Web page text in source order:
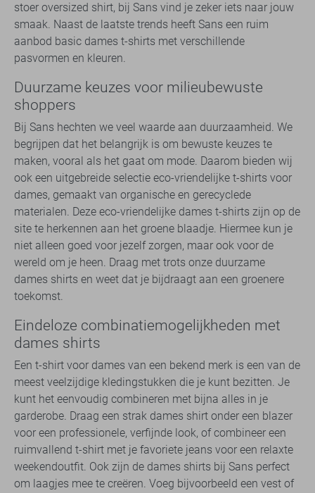
stoer oversized shirt, bij Sans vind je zeker iets naar jouw
smaak. Naast de laatste trends heeft Sans een ruim
aanbod basic dames t-shirts met verschillende
pasvormen en kleuren.
Duurzame keuzes voor milieubewuste
shoppers
Bij Sans hechten we veel waarde aan duurzaamheid. We
begrijpen dat het belangrijk is om bewuste keuzes te
maken, vooral als het gaat om mode. Daarom bieden wij
ook een uitgebreide selectie eco-vriendelijke t-shirts voor
dames, gemaakt van organische en gerecyclede
materialen. Deze eco-vriendelijke dames t-shirts zijn op de
site te herkennen aan het groene blaadje. Hiermee kun je
niet alleen goed voor jezelf zorgen, maar ook voor de
wereld om je heen. Draag met trots onze duurzame
dames shirts en weet dat je bijdraagt aan een groenere
toekomst.
Eindeloze combinatiemogelijkheden met
dames shirts
Een t-shirt voor dames van een bekend merk is een van de
meest veelzijdige kledingstukken die je kunt bezitten. Je
kunt het eenvoudig combineren met bijna alles in je
garderobe. Draag een strak dames shirt onder een blazer
voor een professionele, verfijnde look, of combineer een
ruimvallend t-shirt met je favoriete jeans voor een relaxte
weekendoutfit. Ook zijn de dames shirts bij Sans perfect
om laagjes mee te creëren. Voeg bijvoorbeeld een vest of